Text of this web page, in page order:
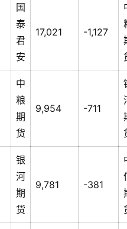
国
泰
君
安
17,021 -1,127
中
粮
期
货
9,954 -711
银
河
期
货
9,781 -381